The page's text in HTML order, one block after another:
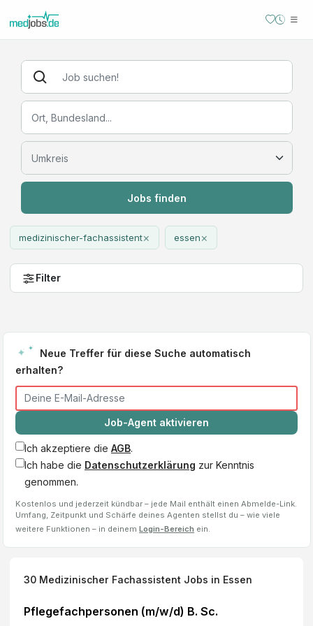
Jobs finden
medizinischer-fachassistent× essen×
Filter
Neue Treffer für diese Suche automatisch
erhalten?
Job-Agent aktivieren
Ich akzeptiere die AGB.
Ich habe die Datenschutzerklärung zur Kenntnis
genommen.
Kostenlos und jederzeit kündbar – jede Mail enthält einen Abmelde-Link.
Umfang, Zeitpunkt und Schärfe deines Agenten stellst du – wie viele
weitere Funktionen – in deinem Login-Bereich ein.
30 Medizinischer Fachassistent Jobs in Essen
Pflegefachpersonen (m/w/d) B. Sc.